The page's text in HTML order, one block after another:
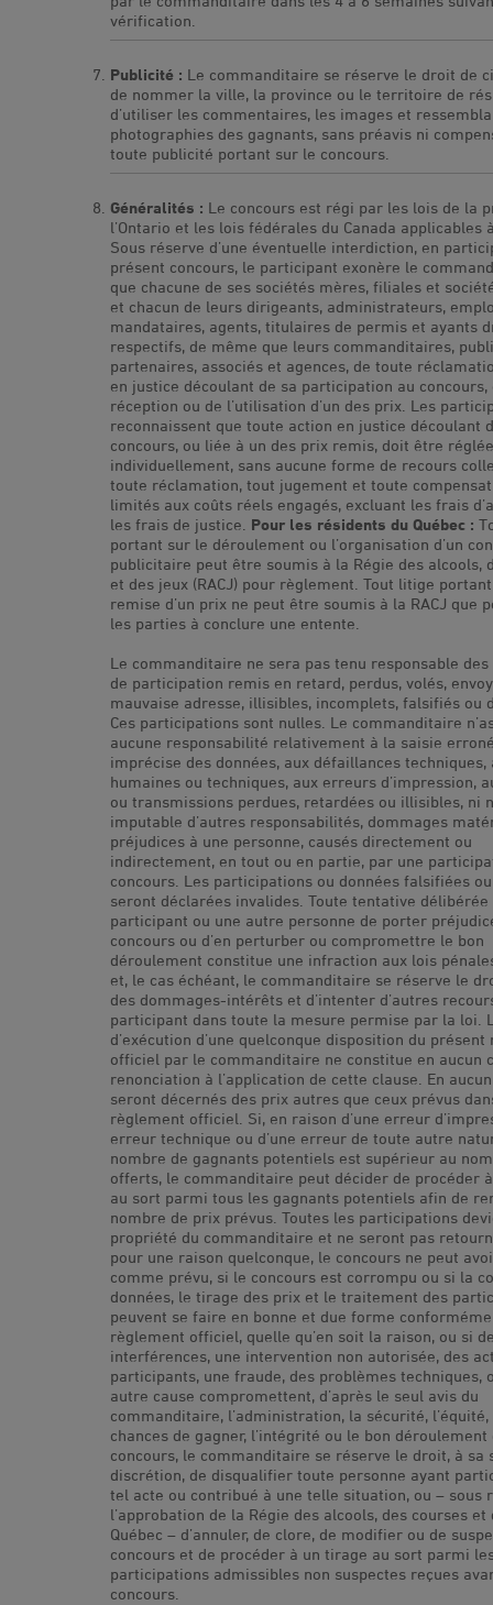
vérification.
Publicité : Le commanditaire se réserve le droit de
de nommer la ville, la province ou le territoire de
d’utiliser les commentaires, les images et
photographies des gagnants, sans préavis ni
toute publicité portant sur le concours.
Généralités : Le concours est régi par les lois de la
l’Ontario et les lois fédérales du Canada applicables
Sous réserve d’une éventuelle interdiction, en
présent concours, le participant exonère le
que chacune de ses sociétés mères, filiales et
et chacun de leurs dirigeants, administrateurs,
mandataires, agents, titulaires de permis et ayants
respectifs, de même que leurs commanditaires,
partenaires, associés et agences, de toute
en justice découlant de sa participation au concours,
réception ou de l’utilisation d’un des prix. Les
reconnaissent que toute action en justice découlant
concours, ou liée à un des prix remis, doit être réglée
individuellement, sans aucune forme de recours
toute réclamation, tout jugement et toute
limités aux coûts réels engagés, excluant les frais
les frais de justice. Pour les résidents du Québec :
portant sur le déroulement ou l’organisation d’un
publicitaire peut être soumis à la Régie des alcools,
et des jeux (RACJ) pour règlement. Tout litige
remise d’un prix ne peut être soumis à la RACJ que
les parties à conclure une entente.
Le commanditaire ne sera pas tenu responsable
de participation remis en retard, perdus, volés,
mauvaise adresse, illisibles, incomplets, falsifiés ou
Ces participations sont nulles. Le commanditaire
aucune responsabilité relativement à la saisie
imprécise des données, aux défaillances
humaines ou techniques, aux erreurs d’impression,
ou transmissions perdues, retardées ou illisibles, ni
imputable d’autres responsabilités, dommages
préjudices à une personne, causés directement ou
indirectement, en tout ou en partie, par une
concours. Les participations ou données falsifiées
seront déclarées invalides. Toute tentative délibérée
participant ou une autre personne de porter
concours ou d’en perturber ou compromettre le bon
déroulement constitue une infraction aux lois
et, le cas échéant, le commanditaire se réserve le
des dommages-intérêts et d’intenter d’autres
participant dans toute la mesure permise par la loi.
d’exécution d’une quelconque disposition du
officiel par le commanditaire ne constitue en aucun
renonciation à l’application de cette clause. En
seront décernés des prix autres que ceux prévus
règlement officiel. Si, en raison d’une erreur
erreur technique ou d’une erreur de toute autre
nombre de gagnants potentiels est supérieur au
offerts, le commanditaire peut décider de procéder
au sort parmi tous les gagnants potentiels afin de
nombre de prix prévus. Toutes les participations
propriété du commanditaire et ne seront pas
pour une raison quelconque, le concours ne peut
comme prévu, si le concours est corrompu ou si la
données, le tirage des prix et le traitement des
peuvent se faire en bonne et due forme
règlement officiel, quelle qu’en soit la raison, ou si
interférences, une intervention non autorisée, des
participants, une fraude, des problèmes techniques,
autre cause compromettent, d’après le seul avis du
commanditaire, l’administration, la sécurité, l’équité,
chances de gagner, l’intégrité ou le bon déroulement
concours, le commanditaire se réserve le droit, à sa
discrétion, de disqualifier toute personne ayant
tel acte ou contribué à une telle situation, ou – sous
l’approbation de la Régie des alcools, des courses et
Québec – d’annuler, de clore, de modifier ou de
concours et de procéder à un tirage au sort parmi
participations admissibles non suspectes reçues
concours.